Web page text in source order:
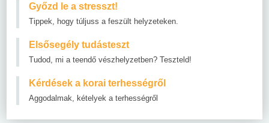
Győzd le a stresszt!
Tippek, hogy túljuss a feszült helyzeteken.
Elsősegély tudásteszt
Tudod, mi a teendő vészhelyzetben? Teszteld!
Kérdések a korai terhességről
Aggodalmak, kételyek a terhességről